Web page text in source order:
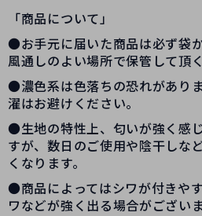
「商品について」
●お手元に届いた商品は必ず袋
風通しのよい場所で保管して頂
●濃色系は色落ちの恐れがあり
濯はお避けください。
●生地の特性上、匂いが強く感
すが、数日のご使用や陰干しな
くなります。
●商品によってはシワが付きや
ワなどが強く出る場合がございま